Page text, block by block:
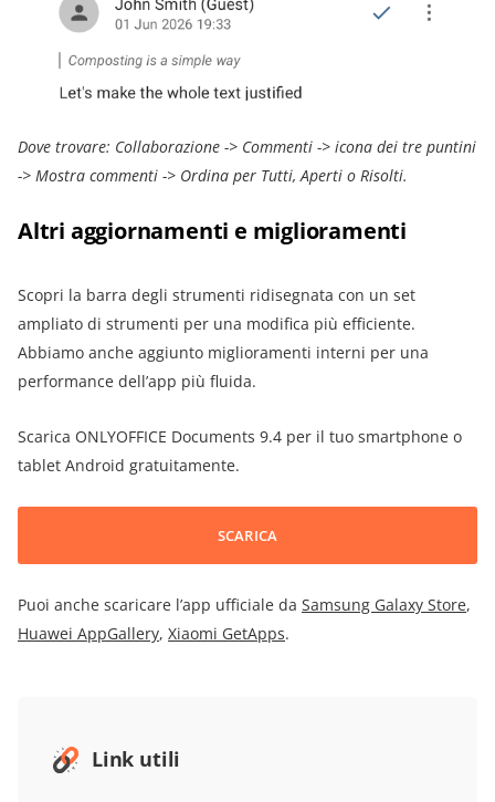
Dove trovare: Collaborazione -> Commenti -> icona dei tre puntini
-> Mostra commenti -> Ordina per Tutti, Aperti o Risolti.
Altri aggiornamenti e miglioramenti
Scopri la barra degli strumenti ridisegnata con un set
ampliato di strumenti per una modifica più efficiente.
Abbiamo anche aggiunto miglioramenti interni per una
performance dell’app più fluida.
Scarica ONLYOFFICE Documents 9.4 per il tuo smartphone o
tablet Android gratuitamente.
SCARICA
Puoi anche scaricare l’app ufficiale da Samsung Galaxy Store,
Huawei AppGallery, Xiaomi GetApps.
Link utili